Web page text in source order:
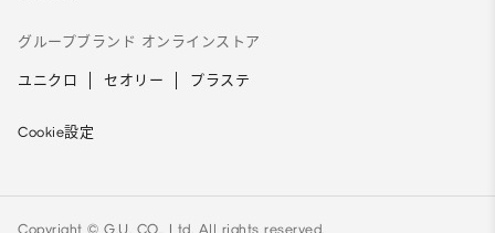
グループブランド オンラインストア
ユニクロ セオリー プラステ
Cookie設定
Copyright © G.U. CO., Ltd. All rights reserved.